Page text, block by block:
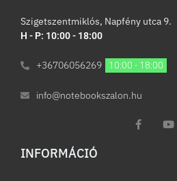
Szigetszentmiklós, Napfény utca 9.
H - P: 10:00 - 18:00
+36706056269 10:00 - 18:00
info@notebookszalon.hu
INFORMÁCIÓ​